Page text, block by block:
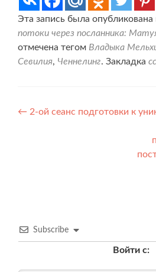
Эта запись была опубликована
потоки через посланника:
отмечена тегом Владыка
Севилия, Ченнелинг. Закладка
Навигация
← 2-ой сеанс подготовки к
Subscribe
Войти с: